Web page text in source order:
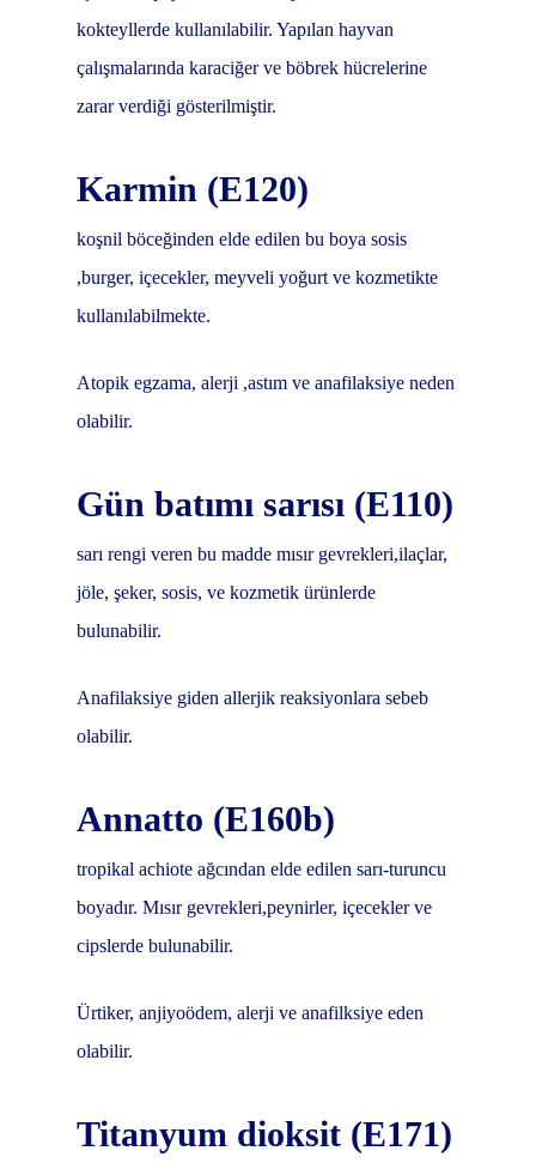
kokteyllerde kullanılabilir. Yapılan hayvan
çalışmalarında karaciğer ve böbrek hücrelerine
zarar verdiği gösterilmiştir.
Karmin (E120)
koşnil böceğinden elde edilen bu boya sosis
,burger, içecekler, meyveli yoğurt ve kozmetikte
kullanılabilmekte.
Atopik egzama, alerji ,astım ve anafilaksiye neden
olabilir.
Gün batımı sarısı (E110)
sarı rengi veren bu madde mısır gevrekleri,ilaçlar,
jöle, şeker, sosis, ve kozmetik ürünlerde
bulunabilir.
Anafilaksiye giden allerjik reaksiyonlara sebeb
olabilir.
Annatto (E160b)
tropikal achiote ağcından elde edilen sarı-turuncu
boyadır. Mısır gevrekleri,peynirler, içecekler ve
cipslerde bulunabilir.
Ürtiker, anjiyoödem, alerji ve anafilksiye eden
olabilir.
Titanyum dioksit (E171)